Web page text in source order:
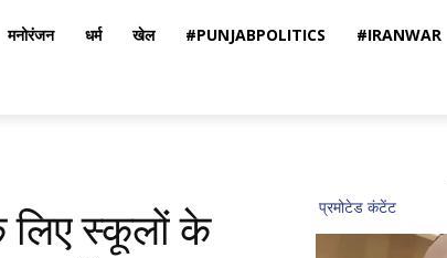
मनोरंजन धर्म खेल #PUNJABPOLITICS #IRANWAR
लिए स्कूलों के